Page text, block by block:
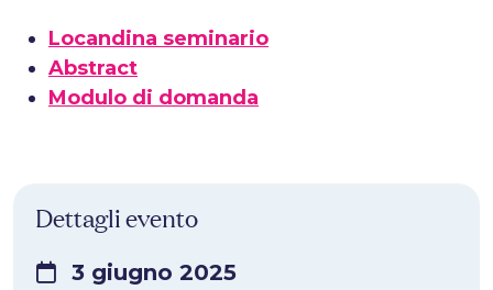
Locandina seminario
Abstract
Modulo di domanda
Dettagli evento
3 giugno 2025